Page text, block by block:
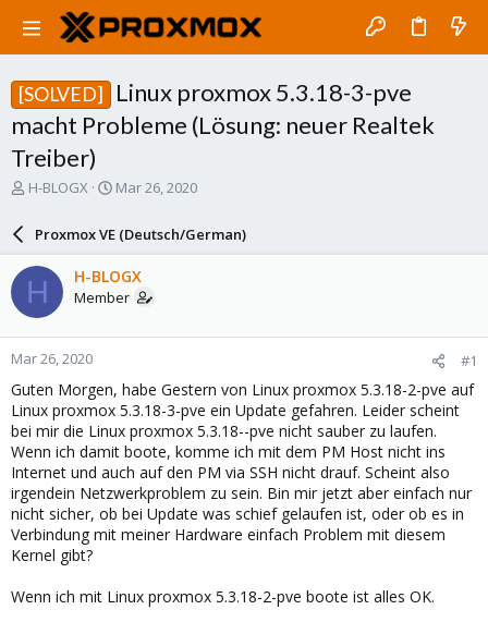
[SOLVED]
Linux proxmox 5.3.18-3-pve
macht Probleme (Lösung: neuer Realtek
Treiber)
T
a
d
s
t
a
r
t
e
r
H-BLOGX
S
a
r
d
a
e
Mar 26, 2020
Proxmox VE (Deutsch/German)
H H-BLOGX
Member
Mar 26, 2020 #1
Guten Morgen, habe Gestern von Linux proxmox 5.3.18-2-pve auf
Linux proxmox 5.3.18-3-pve ein Update gefahren. Leider scheint
bei mir die Linux proxmox 5.3.18--pve nicht sauber zu laufen.
Wenn ich damit boote, komme ich mit dem PM Host nicht ins
Internet und auch auf den PM via SSH nicht drauf. Scheint also
irgendein Netzwerkproblem zu sein. Bin mir jetzt aber einfach nur
nicht sicher, ob bei Update was schief gelaufen ist, oder ob es in
Verbindung mit meiner Hardware einfach Problem mit diesem
Kernel gibt?
Wenn ich mit Linux proxmox 5.3.18-2-pve boote ist alles OK.